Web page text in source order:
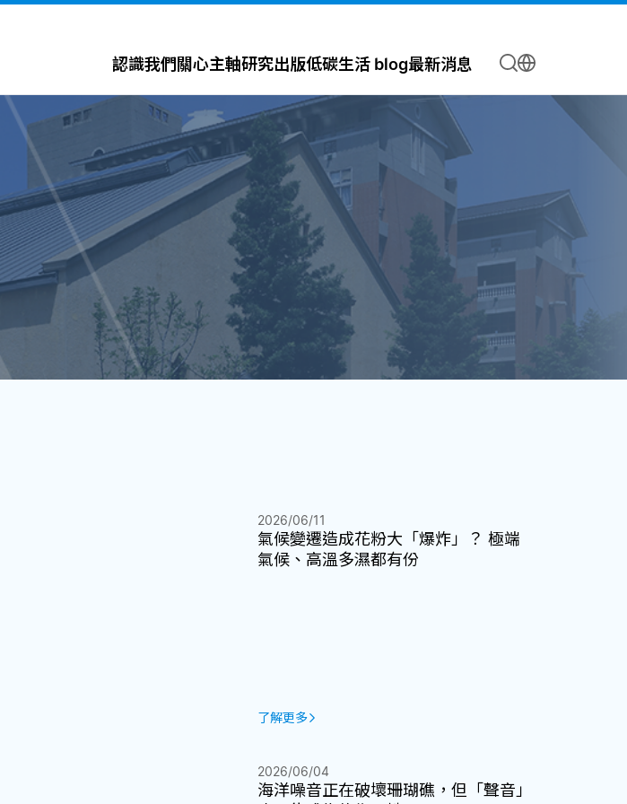
認識我們關心主軸研究出版低碳生活 blog最新消息
氣候變遷造成花粉大「爆炸」？ 極端
氣候、高溫多濕都有份
2026/06/11
了解更多
海洋噪音正在破壞珊瑚礁，但「聲音」
2026/06/04